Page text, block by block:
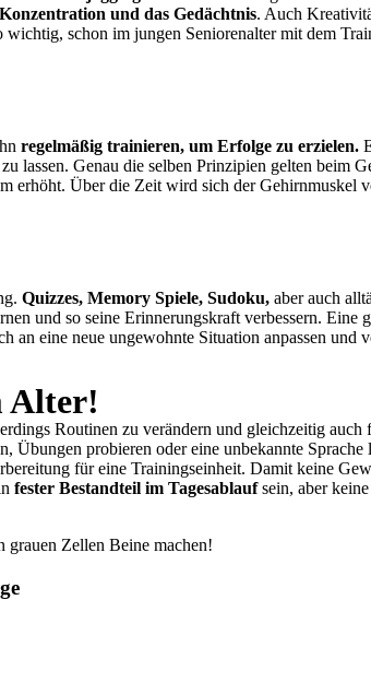
Alter!
und das Gedächtnis. Auch
schon im jungen Seniorenalter mit dem
regelmäßig trainieren, um Erfolge zu erzielen.
lassen. Genau die selben Prinzipien gelten beim
erhöht. Über die Zeit wird sich der Gehirnmuskel
Quizzes, Memory Spiele, Sudoku, aber auch
und so seine Erinnerungskraft verbessern. Eine
eine neue ungewohnte Situation anpassen und
Routinen zu verändern und gleichzeitig
probieren oder eine unbekannte Sprache
für eine Trainingseinheit. Damit keine
fester Bestandteil im Tagesablaufsein, aber
grauen Zellen Beine machen!